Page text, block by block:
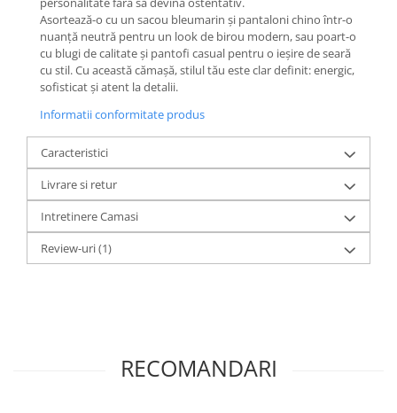
Asortează-o cu un sacou bleumarin și pantaloni chino într-o
nuanță neutră pentru un look de birou modern, sau poart-o
cu blugi de calitate și pantofi casual pentru o ieșire de seară
cu stil. Cu această cămașă, stilul tău este clar definit: energic,
sofisticat și atent la detalii.
Informatii conformitate produs
Caracteristici
Livrare si retur
Intretinere Camasi
Review-uri(1)
RECOMANDARI